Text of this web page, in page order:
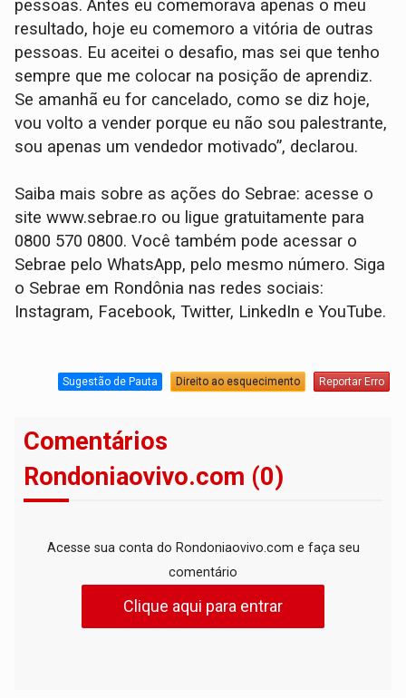
pessoas. Antes eu comemorava apenas o meu
resultado, hoje eu comemoro a vitória de outras
pessoas. Eu aceitei o desafio, mas sei que tenho
sempre que me colocar na posição de aprendiz.
Se amanhã eu for cancelado, como se diz hoje,
vou volto a vender porque eu não sou palestrante,
sou apenas um vendedor motivado”, declarou.
Saiba mais sobre as ações do Sebrae: acesse o
site www.sebrae.ro ou ligue gratuitamente para
0800 570 0800. Você também pode acessar o
Sebrae pelo WhatsApp, pelo mesmo número. Siga
o Sebrae em Rondônia nas redes sociais:
Instagram, Facebook, Twitter, LinkedIn e YouTube.
Sugestão de Pauta Direito ao esquecimento Reportar Erro
Comentários
Rondoniaovivo.com (0)
Acesse sua conta do Rondoniaovivo.com e faça seu
comentário
Clique aqui para entrar